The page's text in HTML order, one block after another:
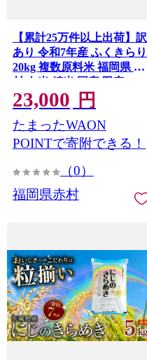
【累計25万件以上出荷】訳
あり 令和7年産 ふくきらり
20kg 複数原料米 福岡県 赤
村 白米 精米 国産 限定 ご
はん ご飯 白飯 米 20kg お
米 ふるさと人気 ランキン
グ (品番:3X2R7)
23,000 円
たまったWAON
POINTで寄附できる！
（0）
福岡県赤村